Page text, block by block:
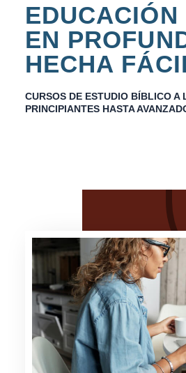
EN
HECHA
CURSOS DE ESTUDIO BÍBLICO A
PRINCIPIANTES HASTA